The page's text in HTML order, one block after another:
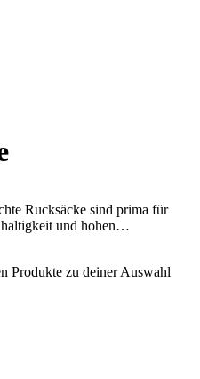
Rucksäcke sind prima für
und hohen
um Gewicht zu sparen und
Radfahren zu erleichtern.
Produkte zu deiner Auswahl